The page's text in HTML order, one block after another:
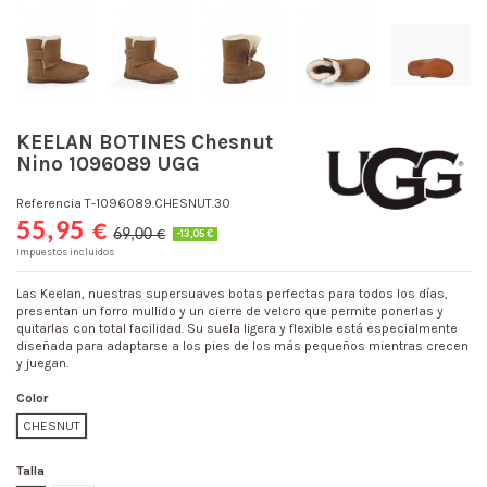
KEELAN BOTINES Chesnut
Nino 1096089 UGG
Referencia T-1096089.CHESNUT.30
55,95 € 69,00 € -13,05 €
Impuestos incluidos
Las Keelan, nuestras supersuaves botas perfectas para todos los días,
presentan un forro mullido y un cierre de velcro que permite ponerlas y
quitarlas con total facilidad. Su suela ligera y flexible está especialmente
diseñada para adaptarse a los pies de los más pequeños mientras crecen
y juegan.
Color
CHESNUT
Talla